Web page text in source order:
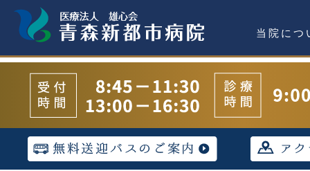
当院につ